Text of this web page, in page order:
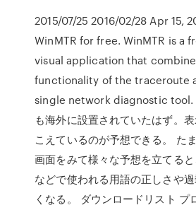
2015/07/25 2016/02/28 Apr 15,
WinMTR for free. WinMTR is a
visual application that
functionality of the traceroute
single network diagnostic tool.
も海外に設置されていたはず。
こえているのが予想できる。 た
画面をみて様々な予想を立てる
などで使われる用語の正しさや
くなる。 ダウンロードリスト プ